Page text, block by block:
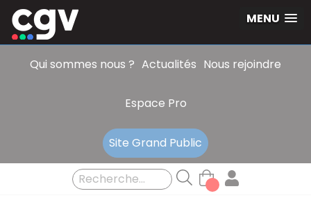
MENU
Qui sommes nous ? Actualités Nous rejoindre
Espace Pro
Site Grand Public
Panneau de gestion des cookies